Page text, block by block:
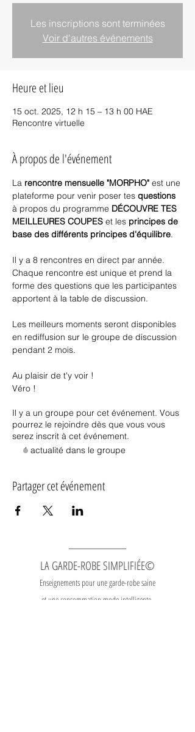
Les inscriptions sont terminées
Voir d'autres événements
Heure et lieu
15 oct. 2025, 12 h 15 – 13 h 00 HAE
Rencontre virtuelle
À propos de l'événement
La rencontre mensuelle "MORPHO" est une
plateforme pour venir poser tes questions
à propos du programme DÉCOUVRE TES
MEILLEURES COUPES et les principes de
base des différents principes d'équilibre.
Il y a 8 rencontres en direct par année.
Chaque rencontre est unique et prend la
forme des questions que les participantes
apportent à la table de discussion.
Les meilleurs moments seront disponibles
en rediffusion sur le groupe de discussion
pendant 2 mois.
Au plaisir de t'y voir !
Véro !
Il y a un groupe pour cet événement. Vous
pourrez le rejoindre dès que vous vous
serez inscrit à cet événement.
1 actualité dans le groupe
Partager cet événement
LA GARDE-ROBE SIMPLIFIÉE©
Enseignements pour une garde-robe saine
et une consommation mode intelligente.